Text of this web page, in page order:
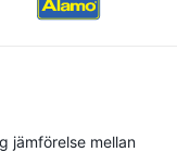
jämförelse mellan